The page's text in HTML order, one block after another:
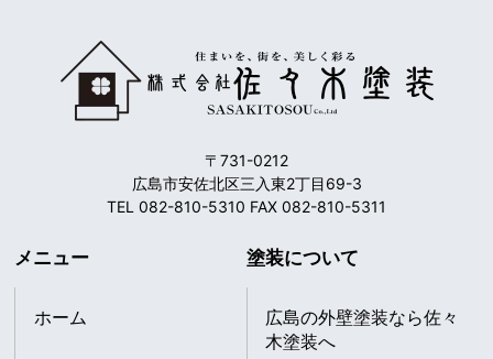
〒731-0212
広島市安佐北区三入東2丁目69-3
TEL 082-810-5310 FAX 082-810-5311
メニュー
ホーム
塗装について
広島の外壁塗装なら佐々
木塗装へ